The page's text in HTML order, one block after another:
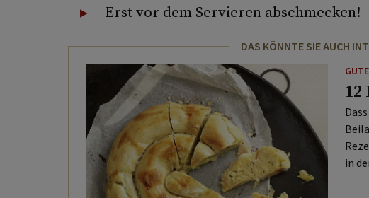
Erst vor dem Servieren abschmecken!
DAS KÖNNTE SIE AUCH
in